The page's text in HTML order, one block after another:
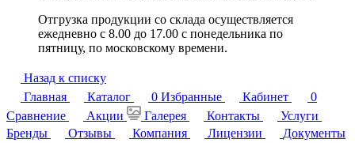
Отгрузка продукции со склада осуществляется
ежедневно с 8.00 до 17.00 с понедельника по
пятницу, по московскому времени.
Назад к списку
Главная
Каталог 0 Избранные Кабинет
0
Сравнение
Акции Галерея Контакты
Услуги
Бренды
Отзывы Компания Лицензии
Документы